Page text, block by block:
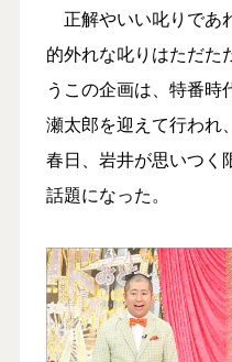
正解やいい叱りであ
的外れな叱りはただた
うこの企画は、特番時
瀬太郎を迎えて行われ
春日、岩井が思いつく
話題になった。